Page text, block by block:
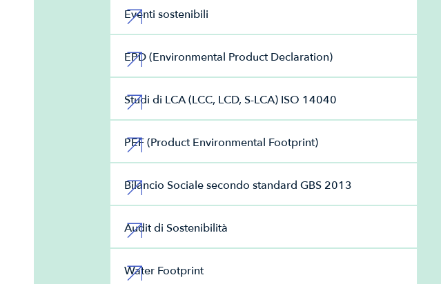
Eventi sostenibili
EPD (Environmental Product Declaration)
Studi di LCA (LCC, LCD, S-LCA) ISO 14040
PEF (Product Environmental Footprint)
Bilancio Sociale secondo standard GBS 2013
Audit di Sostenibilità
Water Footprint